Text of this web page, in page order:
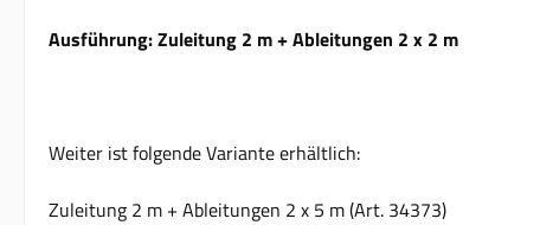
Ausführung: Zuleitung 2 m + Ableitungen 2 x 2 m
Weiter ist folgende Variante erhältlich:
Zuleitung 2 m + Ableitungen 2 x 5 m (Art. 34373)